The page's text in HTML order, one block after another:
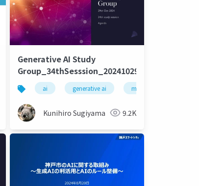
intelligence
learning deep learning artificial intelligence
Generative AI Study
Group_34thSesssion_20241029
ai generative ai machine learning
Kunihiro Sugiyama 9.2K